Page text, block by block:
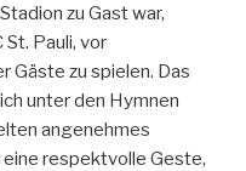
zu Gast war,
Pauli, vor
Gäste zu spielen. Das
unter den Hymnen
angenehmes
respektvolle Geste,